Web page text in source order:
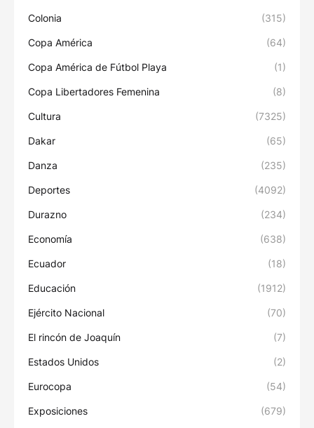
Colonia (315)
Copa América (64)
Copa América de Fútbol Playa (1)
Copa Libertadores Femenina (8)
Cultura (7325)
Dakar (65)
Danza (235)
Deportes (4092)
Durazno (234)
Economía (638)
Ecuador (18)
Educación (1912)
Ejército Nacional (70)
El rincón de Joaquín (7)
Estados Unidos (2)
Eurocopa (54)
Exposiciones (679)